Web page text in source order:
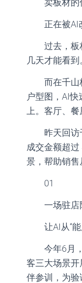
卖板材的
正在被AI
过去，板
几天才能看到
而在千山
户型图，AI
上。客厅、
昨天回
成交金额超
景，帮助销售
01
一场驻店
让AI从“能
今年6月
客三大场景
伴参训，为验